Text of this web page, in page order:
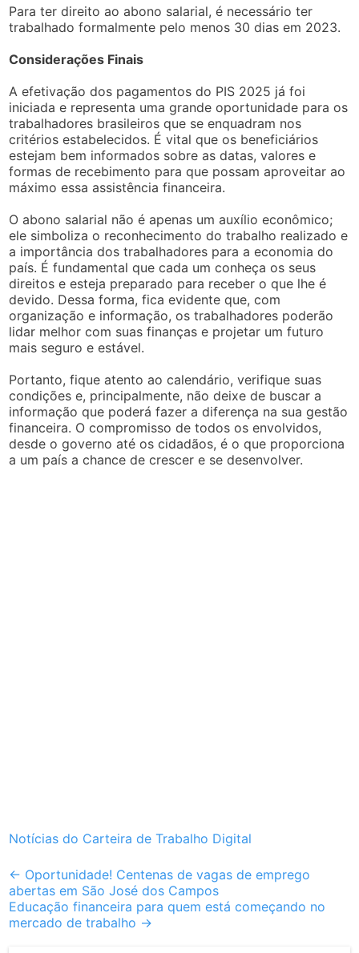
Para ter direito ao abono salarial, é necessário ter
trabalhado formalmente pelo menos 30 dias em 2023.
Considerações Finais
A efetivação dos pagamentos do PIS 2025 já foi
iniciada e representa uma grande oportunidade para os
trabalhadores brasileiros que se enquadram nos
critérios estabelecidos. É vital que os beneficiários
estejam bem informados sobre as datas, valores e
formas de recebimento para que possam aproveitar ao
máximo essa assistência financeira.
O abono salarial não é apenas um auxílio econômico;
ele simboliza o reconhecimento do trabalho realizado e
a importância dos trabalhadores para a economia do
país. É fundamental que cada um conheça os seus
direitos e esteja preparado para receber o que lhe é
devido. Dessa forma, fica evidente que, com
organização e informação, os trabalhadores poderão
lidar melhor com suas finanças e projetar um futuro
mais seguro e estável.
Portanto, fique atento ao calendário, verifique suas
condições e, principalmente, não deixe de buscar a
informação que poderá fazer a diferença na sua gestão
financeira. O compromisso de todos os envolvidos,
desde o governo até os cidadãos, é o que proporciona
a um país a chance de crescer e se desenvolver.
Notícias do Carteira de Trabalho Digital
Post
navigation
← Oportunidade! Centenas de vagas de emprego
abertas em São José dos Campos
Educação financeira para quem está começando no
mercado de trabalho →